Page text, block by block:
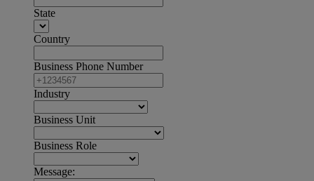
State
Country
Business Phone Number
Industry
Business Unit
Business Role
Message: